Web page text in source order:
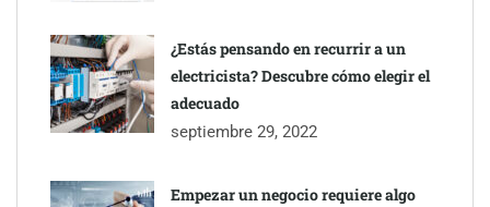
¿Estás pensando en recurrir a un
electricista? Descubre cómo elegir el
adecuado
septiembre 29, 2022
Empezar un negocio requiere algo